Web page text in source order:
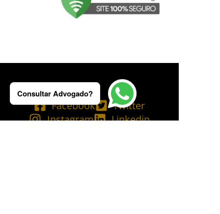
Facebook
Twitter
Instagram
Linkedin
Consultar Advogado?